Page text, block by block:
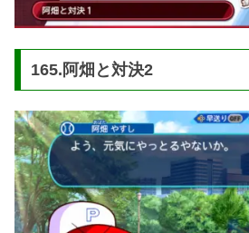
165.阿畑と対決2